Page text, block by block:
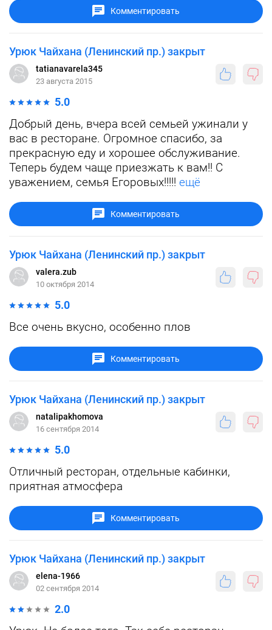
Комментировать
Урюк Чайхана (Ленинский пр.) закрыт
tatianavarela345
23 августа 2015
5.0
Добрый день, вчера всей семьей ужинали у
вас в ресторане. Огромное спасибо, за
прекрасную еду и хорошее обслуживание.
Теперь будем чаще приезжать к вам!! С
уважением, семья Егоровых!!!!! ещё
Комментировать
Урюк Чайхана (Ленинский пр.) закрыт
valera.zub
10 октября 2014
5.0
Все очень вкусно, особенно плов
Комментировать
Урюк Чайхана (Ленинский пр.) закрыт
natalipakhomova
16 сентября 2014
5.0
Отличный ресторан, отдельные кабинки,
приятная атмосфера
Комментировать
Урюк Чайхана (Ленинский пр.) закрыт
elena-1966
02 сентября 2014
2.0